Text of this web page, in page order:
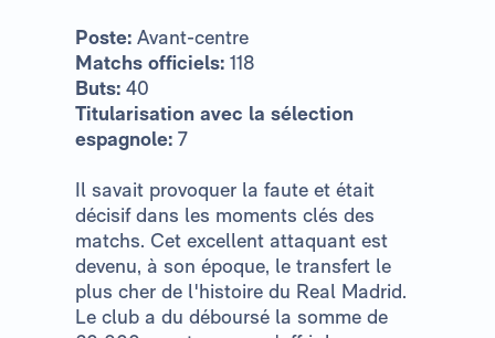
Poste: Avant-centre
Matchs officiels: 118
Buts: 40
Titularisation avec la sélection
espagnole: 7
Il savait provoquer la faute et était
décisif dans les moments clés des
matchs. Cet excellent attaquant est
devenu, à son époque, le transfert le
plus cher de l'histoire du Real Madrid.
Le club a du déboursé la somme de